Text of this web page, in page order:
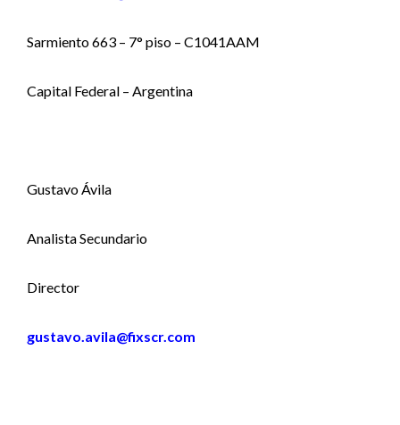
Sarmiento 663 – 7° piso – C1041AAM
Capital Federal – Argentina
Gustavo Ávila
Analista Secundario
Director
gustavo.avila@fixscr.com